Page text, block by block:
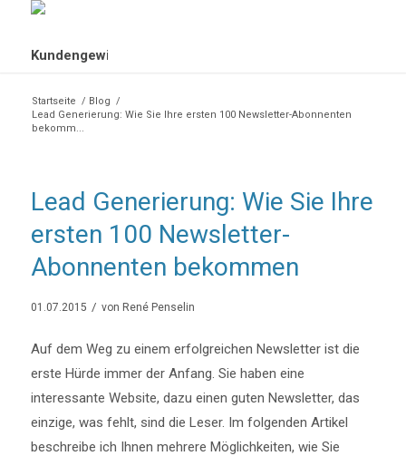
Startseite / Blog /
Lead Generierung: Wie Sie Ihre ersten 100 Newsletter-Abonnenten
bekomm...
Lead Generierung: Wie Sie Ihre
ersten 100 Newsletter-
Abonnenten bekommen
01.07.2015 / von René Penselin
Auf dem Weg zu einem erfolgreichen Newsletter ist die
erste Hürde immer der Anfang. Sie haben eine
interessante Website, dazu einen guten Newsletter, das
einzige, was fehlt, sind die Leser. Im folgenden Artikel
beschreibe ich Ihnen mehrere Möglichkeiten, wie Sie